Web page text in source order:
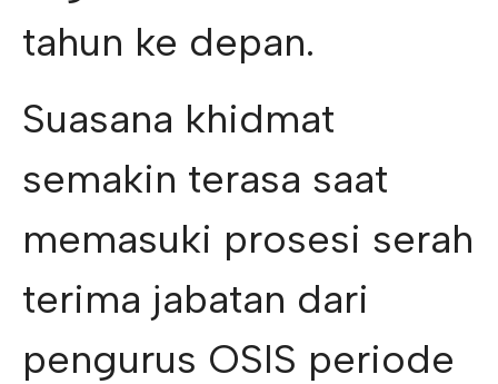
tahun ke depan.
Suasana khidmat
semakin terasa saat
memasuki prosesi serah
terima jabatan dari
pengurus OSIS periode